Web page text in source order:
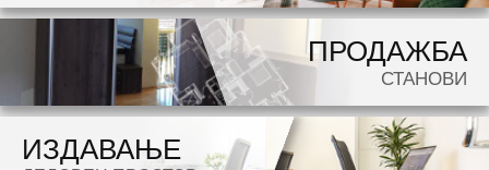
ПРОДАЖБА
СТАНОВИ
ИЗДАВАЊЕ